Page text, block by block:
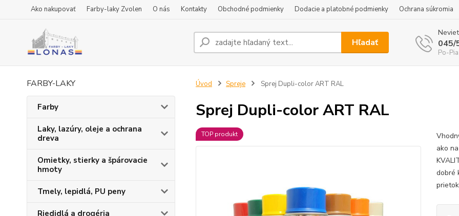
Ako nakupovať Farby-laky Zvolen O nás Kontakty Obchodné podmienky Dodacie a platobné podmienky Ochrana súkromia
Hľadať 045/
Po-
FARBY-LAKY
Farby
Laky, lazúry, oleje a ochrana
dreva
Omietky, stierky a špárovacie
hmoty
Tmely, lepidlá, PU peny
Riedidlá a drogéria
Úvod Spreje Sprej Dupli-color ART RAL
Sprej Dupli-color ART RAL
TOP produkt
ako
dobré